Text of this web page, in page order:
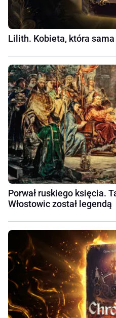
Lilith. Kobieta, która sama
Porwał ruskiego księcia.
Włostowic został legendą